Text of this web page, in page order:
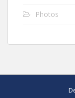
Photos